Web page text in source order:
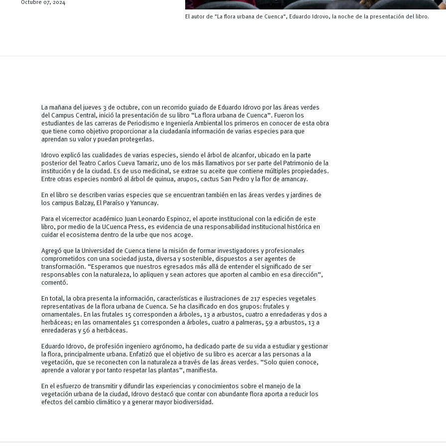
Octubre 07, 2024
El autor de "La flora urbana de Cuenca", Eduardo Idrovo, la noche de la presentación del libro.
La mañana del jueves 3 de octubre, con un recorrido guiado de Eduardo Idrovo por las áreas verdes
del Campus Central, inició la presentación de su libro “La flora urbana de Cuenca”. Fueron los
estudiantes de las carreras de Periodismo e Ingeniería Ambiental los primeros en conocer de esta obra
que tiene como objetivo proporcionar a la ciudadanía información de varias especies para que
aprendan su valor y puedan protegerlas.
Idrovo explicó las cualidades de varias especies, siendo el árbol de alcanfor, ubicado en la parte
posterior del Teatro Carlos Cueva Tamariz, uno de los más llamativos por ser parte del Patrimonio de la
institución y de la ciudad. Es de uso medicinal, se extrae su aceite que contiene múltiples propiedades.
Entre otras especies nombró al árbol de quinua, arupos, cactus San Pedro y la flor de amancay.
En el libro se describen varias especies que se encuentran también en las áreas verdes y jardines de
los campus Balzay, El Paraíso y Yanuncay.
Para el vicerrector académico Juan Leonardo Espinoz, el aporte institucional con la edición de este
libro, por medio de la UCuenca Press, es evidencia de una responsabilidad institucional histórica en
cuidar el ecosistema dentro de la urbe que nos acoge.
Agregó que la Universidad de Cuenca tiene la misión de formar investigadores y profesionales
comprometidos con una sociedad justa, diversa y sostenible, dispuestos a ser agentes de
transformación. “Esperamos que nuestros egresados más allá de entender el significado de ser
responsables con la naturaleza, lo apliquen y sean actores que aporten al cambio en esa dirección”,
comentó.
En total, la obra presenta la información, características e ilustraciones de 217 especies vegetales
representativas de la flora urbana de Cuenca. Se ha clasificado en dos grupos: frutales y
ornamentales. En las frutales 15 corresponden a árboles, 13 a arbustos, cuatro a enredaderas y dos a
herbáceas; en las ornamentales 51 corresponden a árboles, cuatro a palmeras, 59 a arbustos, 13 a
enredaderas y 56 a herbáceas.
Eduardo Idrovo, de profesión ingeniero agrónomo, ha dedicado parte de su vida a estudiar y gestionar
la flora, principalmente urbana. Enfatizó que el objetivo de su libro es acercar a las personas a la
vegetación, que se reconecten con la naturaleza a través de las áreas verdes. “Solo quien conoce,
aprende a valorar y por tanto respetar las plantas”, manifiesta.
En el esfuerzo de transmitir y difundir las experiencias y conocimientos sobre el manejo de la
vegetación urbana de la ciudad, Idrovo destacó que contar con abundante flora aporta a reducir los
efectos del cambio climático y a generar mayor biodiversidad.